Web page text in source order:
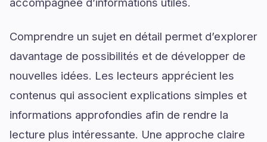
Comprendre un sujet en détail permet d’explorer
davantage de possibilités et de développer de
nouvelles idées. Les lecteurs apprécient les
contenus qui associent explications simples et
informations approfondies afin de rendre la
lecture plus intéressante. Une approche claire